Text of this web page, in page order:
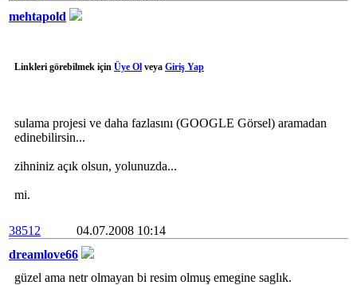
mehtapold
Linkleri görebilmek için Üye Ol veya Giriş Yap
sulama projesi ve daha fazlasını (GOOGLE Görsel) aramadan
edinebilirsin...
zihniniz açık olsun, yolunuzda...
mi.
38512
04.07.2008 10:14
dreamlove66
güzel ama netr olmayan bi resim olmuş emegine saglık.